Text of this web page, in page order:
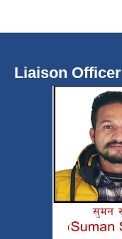
Liaison Officer